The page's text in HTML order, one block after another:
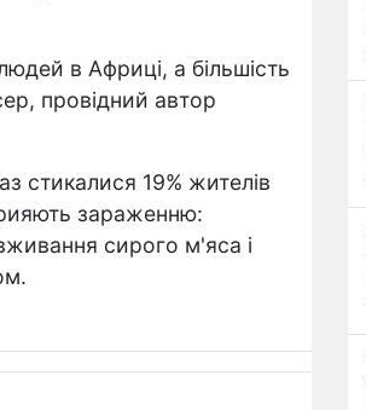
в Африці, а більшість
провідний автор
стикалися 19% жителів
зараженню:
сирого м'яса і